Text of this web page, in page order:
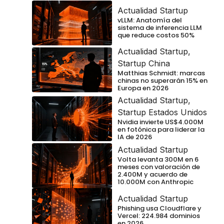
Actualidad Startup
vLLM: Anatomía del
sistema de inferencia LLM
que reduce costos 50%
Actualidad Startup,
Startup China
Matthias Schmidt: marcas
chinas no superarán 15% en
Europa en 2026
Actualidad Startup,
Startup Estados Unidos
Nvidia invierte US$4.000M
en fotónica para liderar la
IA de 2026
Actualidad Startup
Volta levanta 300M en 6
meses con valoración de
2.400M y acuerdo de
10.000M con Anthropic
Actualidad Startup
Phishing usa Cloudflare y
Vercel: 224.984 dominios